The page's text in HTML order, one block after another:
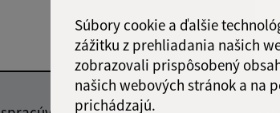
Súbory cookie a ďalšie
zážitku z prehliadania našich
zobrazovali prispôsobený
našich webových stránok a na
prichádzajú.